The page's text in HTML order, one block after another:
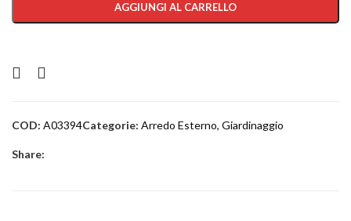
AGGIUNGI AL CARRELLO
COD: A03394Categorie: Arredo Esterno, Giardinaggio
Share: